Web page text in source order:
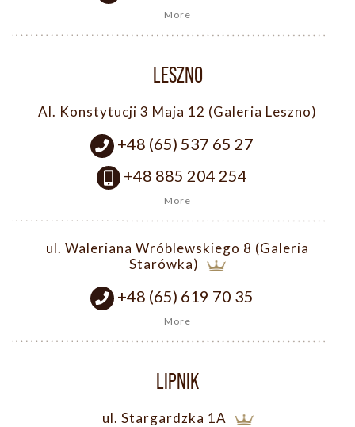
More
LESZNO
Al. Konstytucji 3 Maja 12 (Galeria Leszno)
+48 (65) 537 65 27
+48 885 204 254
More
ul. Waleriana Wróblewskiego 8 (Galeria
Starówka)
+48 (65) 619 70 35
More
LIPNIK
ul. Stargardzka 1A